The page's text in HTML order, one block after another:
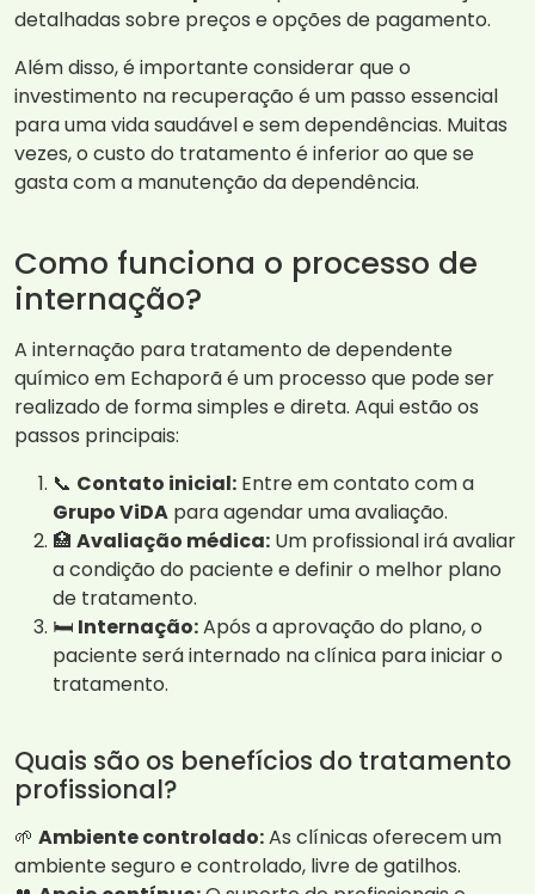
detalhadas sobre preços e opções de pagamento.
Além disso, é importante considerar que o
investimento na recuperação é um passo essencial
para uma vida saudável e sem dependências. Muitas
vezes, o custo do tratamento é inferior ao que se
gasta com a manutenção da dependência.
Como funciona o processo de
internação?
A internação para tratamento de dependente
químico em Echaporã é um processo que pode ser
realizado de forma simples e direta. Aqui estão os
passos principais:
📞 Contato inicial: Entre em contato com a
Grupo ViDA para agendar uma avaliação.
🏥 Avaliação médica: Um profissional irá avaliar
a condição do paciente e definir o melhor plano
de tratamento.
🛏️ Internação:Após a aprovação do plano, o
paciente será internado na clínica para iniciar o
tratamento.
Quais são os benefícios do tratamento
profissional?
🌱 Ambiente controlado:As clínicas oferecem um
ambiente seguro e controlado, livre de gatilhos.